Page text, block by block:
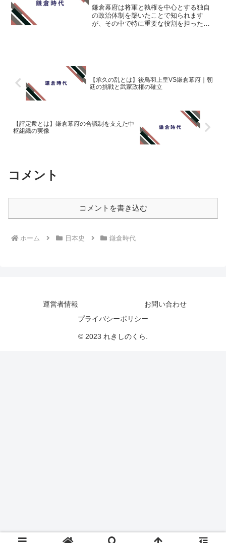
鎌倉幕府は将軍と執権を中心とする独自
の政治体制を築いたことで知られます
が、その中で特に重要な役割を担ったの
【承久の乱とは】後鳥羽上皇VS鎌倉幕府｜朝
廷の挑戦と武家政権の確立
【評定衆とは】鎌倉幕府の合議制を支えた中
枢組織の実像
コメント
コメントを書き込む
ホーム 日本史 鎌倉時代
運営者情報
お問い合わせ
プライバシーポリシー
© 2023 れきしのくら.